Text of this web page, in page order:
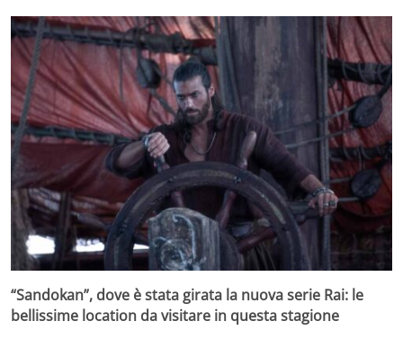
“Sandokan”, dove è stata girata la nuova serie Rai: le
bellissime location da visitare in questa stagione